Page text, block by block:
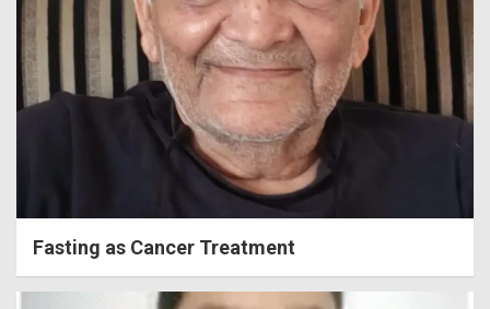
Fasting as Cancer Treatment